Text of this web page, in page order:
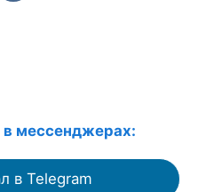
в мессенджерах:
в Telegram